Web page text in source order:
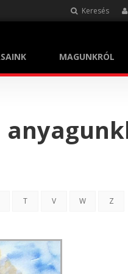
Keresés
MAGUNKRÓL
T V W Z